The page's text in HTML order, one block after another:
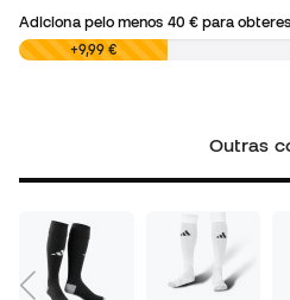
Adiciona pelo menos 40 €para
0,00 € +9,99 €
Outras